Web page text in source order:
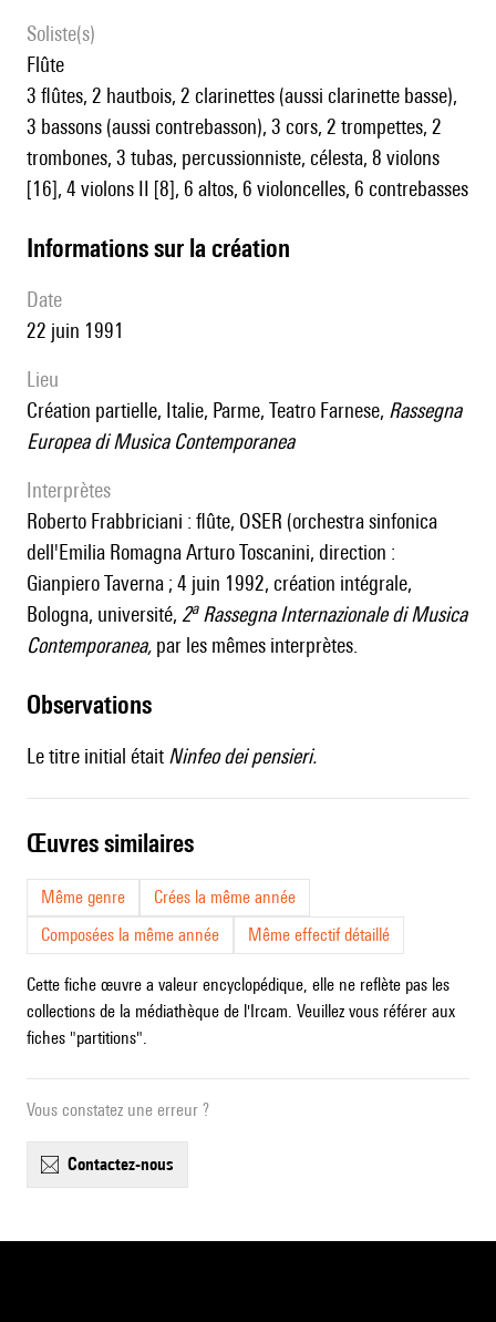
Soliste(s)
flûte
3 flûtes, 2 hautbois, 2 clarinettes (aussi clarinette basse),
3 bassons (aussi contrebasson), 3 cors, 2 trompettes, 2
trombones, 3 tubas, percussionniste, célesta, 8 violons
[16], 4 violons II [8], 6 altos, 6 violoncelles, 6 contrebasses
informations sur la création
date
22 juin 1991
lieu
création partielle, Italie, Parme, Teatro Farnese, Rassegna
Europea di Musica Contemporanea
interprètes
Roberto Frabbriciani : flûte, OSER (orchestra sinfonica
dell'Emilia Romagna Arturo Toscanini, direction :
Gianpiero Taverna ; 4 juin 1992, création intégrale,
Bologna, université, 2aRassegna Internazionale di Musica
Contemporanea, par les mêmes interprètes.
observations
Le titre initial était Ninfeo dei pensieri.
œuvres similaires
Même genre
Crées la même année
Composées la même année
Même effectif détaillé
Cette fiche œuvre a valeur encyclopédique, elle ne reflète pas les
collections de la médiathèque de l'Ircam. Veuillez vous référer aux
fiches "partitions".
Vous constatez une erreur ?
contactez-nous